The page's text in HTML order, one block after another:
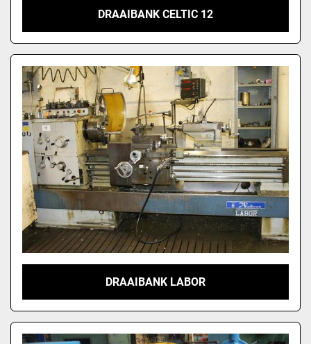
DRAAIBANK CELTIC 12
DRAAIBANK LABOR